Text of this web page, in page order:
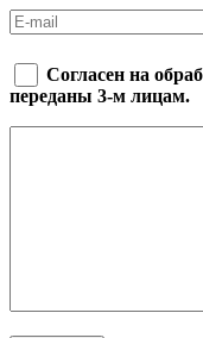
Согласен на
переданы 3-м лицам.